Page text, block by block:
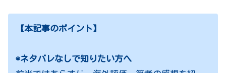
【本記事のポイント】
◉ネタバレなしで知りたい方へ